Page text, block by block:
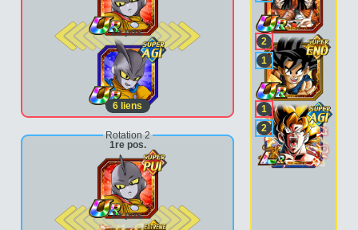
2e pos.
6 liens
Rotation 2
1re pos.
2e pos.
2
1
1
2